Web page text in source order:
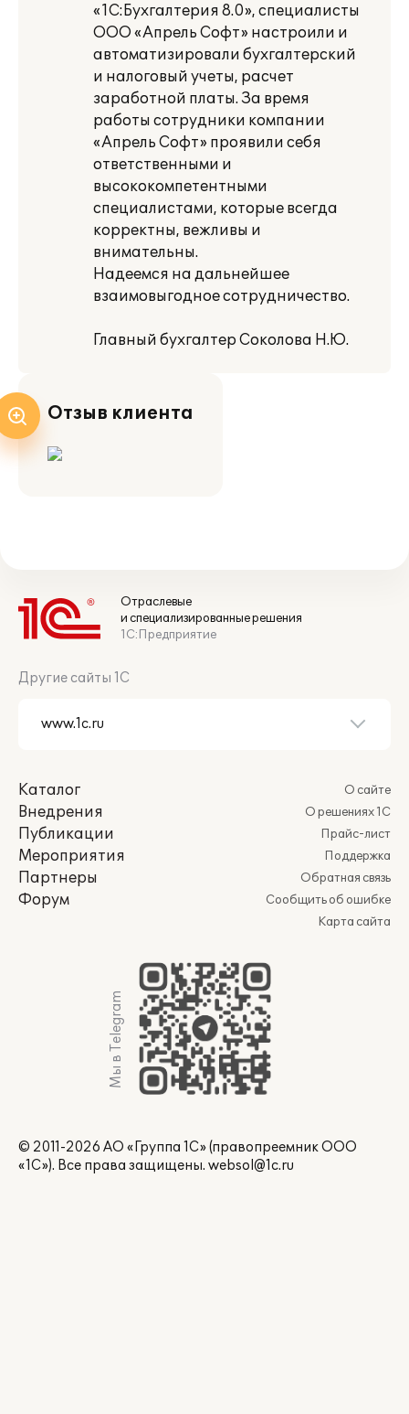
«1С:Бухгалтерия 8.0», специалисты
ООО «Апрель Софт» настроили и
автоматизировали бухгалтерский
и налоговый учеты, расчет
заработной платы. За время
работы сотрудники компании
«Апрель Софт» проявили себя
ответственными и
высококомпетентными
специалистами, которые всегда
корректны, вежливы и
внимательны.
Надеемся на дальнейшее
взаимовыгодное сотрудничество.
Главный бухгалтер Соколова Н.Ю.
Отзыв клиента
Отраслевые
и специализированные решения
1С:Предприятие
Другие сайты 1С
Каталог
Внедрения
Публикации
Мероприятия
Партнеры
Форум
О сайте
О решениях 1С
Прайс-лист
Поддержка
Обратная связь
Сообщить об ошибке
Карта сайта
Мы в Telegram
© 2011-2026 АО «Группа 1С» (правопреемник ООО
«1С»). Все права защищены. websol@1c.ru